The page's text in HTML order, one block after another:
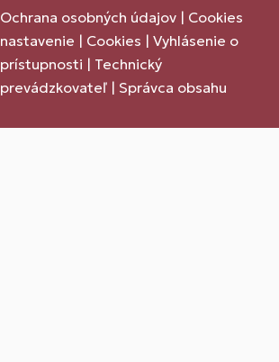
Ochrana osobných údajov | Cookies
nastavenie | Cookies | Vyhlásenie o
prístupnosti | Technický
prevádzkovateľ | Správca obsahu